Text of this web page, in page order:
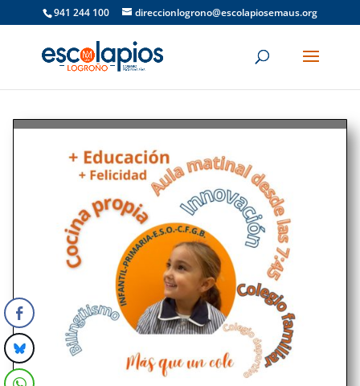
941 244 100 direccionlogrono@escolapiosemaus.org